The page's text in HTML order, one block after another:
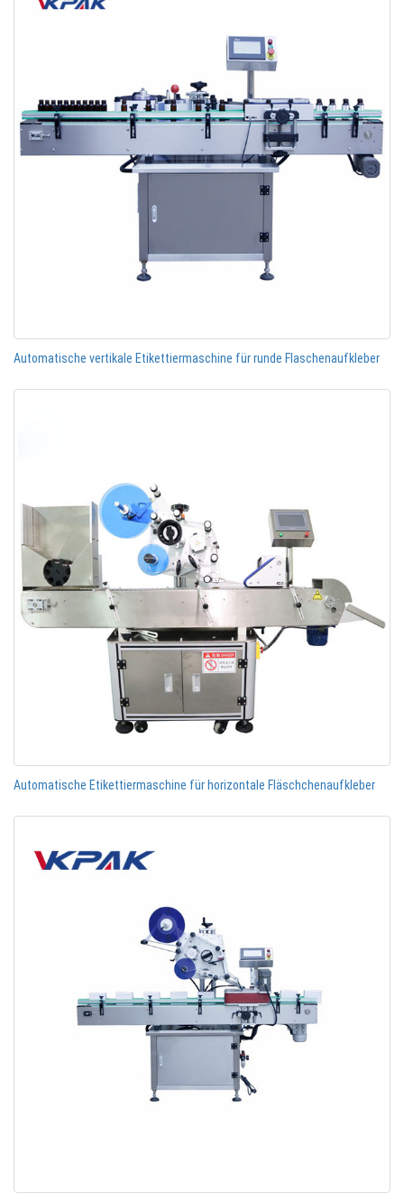
Automatische vertikale Etikettiermaschine für runde Flaschenaufkleber
Automatische Etikettiermaschine für horizontale Fläschchenaufkleber